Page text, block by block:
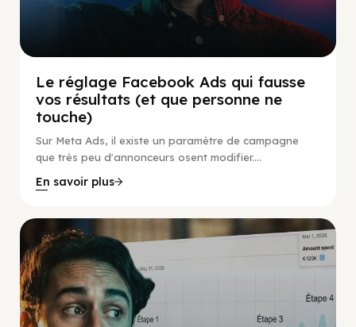
Le réglage Facebook Ads qui fausse
vos résultats (et que personne ne
touche)
Sur Meta Ads, il existe un paramètre de campagne
que très peu d'annonceurs osent modifier....
En savoir plus